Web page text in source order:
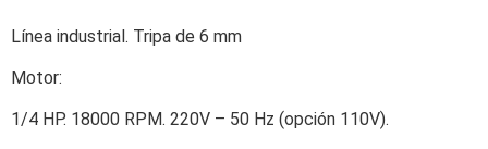
Línea industrial. Tripa de 6 mm
Motor:
1/4 HP. 18000 RPM. 220V – 50 Hz (opción 110V).